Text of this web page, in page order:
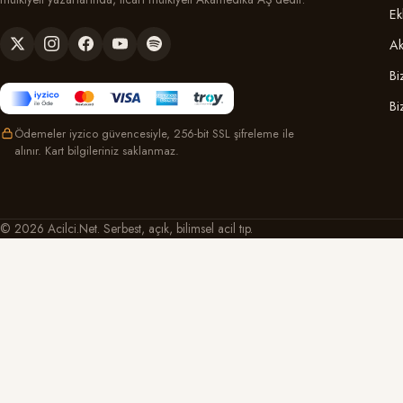
Ödemeler iyzico güvencesiyle, 256-bit SSL şifreleme ile
alınır. Kart bilgileriniz saklanmaz.
© 2026 Acilci.Net. Serbest, açık, bilimsel acil tıp.